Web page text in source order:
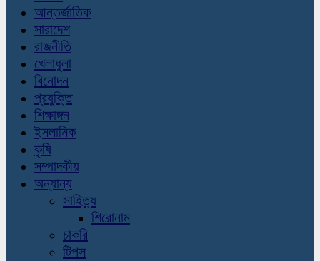
আন্তর্জাতিক
সারাদেশ
রাজনীতি
খেলাধুলা
বিনোদন
প্রযুক্তি
শিক্ষাঙ্গন
ইসলামিক
কৃষি
সম্পাদকীয়
অন্যান্য
সাহিত্য
শিরোনাম
চাকরি
টিপস